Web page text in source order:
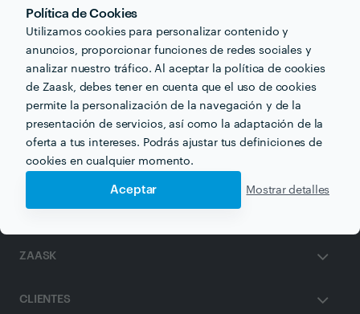
Política de Cookies
Utilizamos cookies para personalizar contenido y
anuncios, proporcionar funciones de redes sociales y
analizar nuestro tráfico. Al aceptar la política de cookies
de Zaask, debes tener en cuenta que el uso de cookies
permite la personalización de la navegación y de la
presentación de servicios, así como la adaptación de la
oferta a tus intereses. Podrás ajustar tus definiciones de
cookies en cualquier momento.
Aceptar Mostrar detalles
Otros servicios proporcionados por
Drenaje Linfático en valencia
ZAASK
CLIENTES